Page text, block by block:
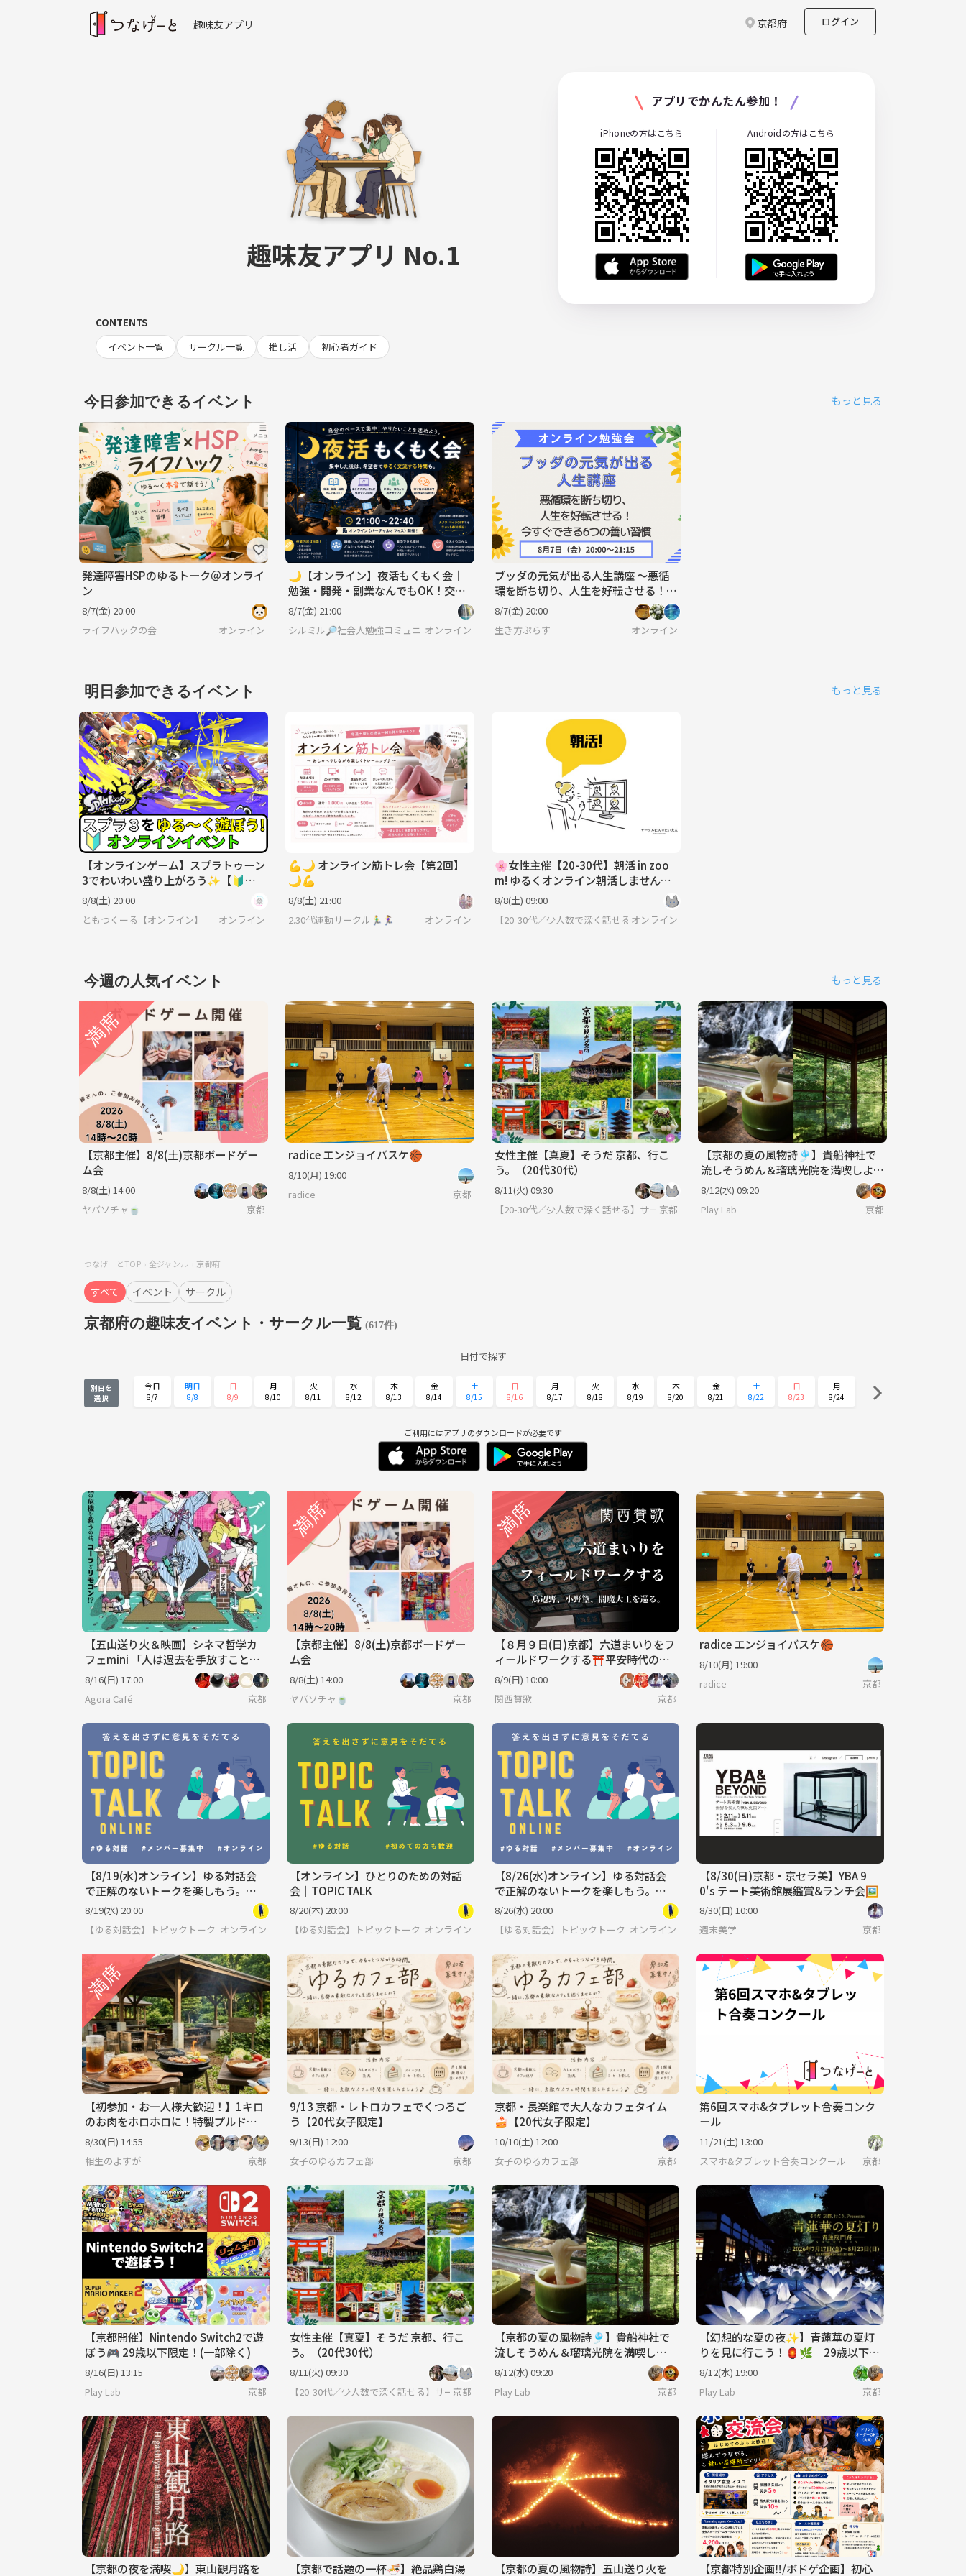
趣味友アプリ 京都府 ログイン
趣味友アプリ No.1
アプリでかんたん参加！
iPhoneの方はこちら Androidの方はこちら
CONTENTS
イベント一覧
サークル一覧 推し活 初心者ガイド
今日参加できるイベント もっと見る
発達障害HSPのゆるトーク＠オンライ
ン
8/7(金) 20:00
ライフハックの会
オンライン
🌙【オンライン】夜活もくもく会｜
勉強・開発・副業なんでもOK！交流
会あり
8/7(金) 21:00
シルミル🔎社会人勉強コミュニティオンライン
ブッダの元気が出る人生講座 ～悪循
環を断ち切り、人生を好転させる！
今すぐできる6つの善い習慣～
8/7(金) 20:00
生き方ぷらす
オンライン
明日参加できるイベント もっと見る
【オンラインゲーム】スプラトゥーン
3でわいわい盛り上がろう✨【🔰ゲ
ーム初心者歓迎】
8/8(土) 20:00
ともつくーる【オンライン】
オンライン
💪🌙 オンライン筋トレ会【第2回】
🌙💪
8/8(土) 21:00
2.30代運動サークル🏃‍♂️🏃‍♀️
オンライン
🌸女性主催【20-30代】朝活 in zoo
m! ゆるくオンライン朝活しません
か？
8/8(土) 09:00
【20-30代／少人数で深く話せる】サークルに入りたい大人
オンライン
今週の人気イベント もっと見る
【京都主催】8/8(土)京都ボードゲー
ム会
8/8(土) 14:00
ヤバソチャ🍵
京都
radice エンジョイバスケ🏀
8/10(月) 19:00
radice
京都
女性主催【真夏】そうだ 京都、行こ
う。（20代30代）
8/11(火) 09:30
【20-30代／少人数で深く話せる】サークルに入りたい大人
京都
【京都の夏の風物詩🎐】貴船神社で
流しそうめん＆瑠璃光院を満喫しよ
う！ 29歳以下限定(一部除く)
8/12(水) 09:20
Play Lab
京都
つなげーとTOP 全ジャンル 京都府
すべて イベント サークル
京都府の趣味友イベント・サークル一覧 (617件)
日付で探す
別日を
選択
今日
8/7
明日
8/8
日
8/9
月
8/10
火
8/11
水
8/12
木
8/13
金
8/14
土
8/15
日
8/16
月
8/17
火
8/18
水
8/19
木
8/20
金
8/21
土
8/22
日
8/23
月
8/24
9/1 9/2 9/3 9/4
ご利用にはアプリのダウンロードが必要です
【五山送り火＆映画】シネマ哲学カ
フェmini 「人は過去を手放すことが
できるのか。」＠京都※34歳以下対
象
8/16(日) 17:00
Agora Café
京都
【京都主催】8/8(土)京都ボードゲー
ム会
8/8(土) 14:00
ヤバソチャ🍵
京都
【８月９日(日)京都】六道まいりをフ
ィールドワークする⛩平安時代の死
生観を辿る。
8/9(日) 10:00
関西賛歌
京都
radice エンジョイバスケ🏀
8/10(月) 19:00
radice
京都
【8/19(水)オンライン】ゆる対話会
で正解のないトークを楽しもう。
「そもそも」と当たり前を疑う時
間。
8/19(水) 20:00
【ゆる対話会】トピックトーク♩みんなで考える正解のないトークを楽しもう。
オンライン
【オンライン】ひとりのための対話
会｜TOPIC TALK
8/20(木) 20:00
【ゆる対話会】トピックトーク♩みんなで考える正解のないトークを楽しもう。
オンライン
【8/26(水)オンライン】ゆる対話会
で正解のないトークを楽しもう。
「そもそも」と当たり前を疑う時
間。
8/26(水) 20:00
【ゆる対話会】トピックトーク♩みんなで考える正解のないトークを楽しもう。
オンライン
【8/30(日)京都・京セラ美】YBA 9
0's テート美術館展鑑賞&ランチ会🖼️
8/30(日) 10:00
週末美学
京都
【初参加・お一人様大歓迎！】1キロ
のお肉をホロホロに！特製プルドポ
ーク・サンドを頬張るインドアBBQ
交流会
8/30(日) 14:55
相生のよすが
京都
9/13 京都・レトロカフェでくつろご
う【20代女子限定】
9/13(日) 12:00
女子のゆるカフェ部
京都
京都・長楽館で大人なカフェタイム
🍰【20代女子限定】
10/10(土) 12:00
女子のゆるカフェ部
京都
第6回スマホ&タブレット合奏コンク
ール
11/21(土) 13:00
スマホ&タブレット合奏コンクール
京都
【京都開催】Nintendo Switch2で遊
ぼう🎮 29歳以下限定！(一部除く)
8/16(日) 13:15
Play Lab
京都
女性主催【真夏】そうだ 京都、行こ
う。（20代30代）
8/11(火) 09:30
【20-30代／少人数で深く話せる】サークルに入りたい大人
京都
【京都の夏の風物詩🎐】貴船神社で
流しそうめん＆瑠璃光院を満喫しよ
う！ 29歳以下限定(一部除く)
8/12(水) 09:20
Play Lab
京都
【幻想的な夏の夜✨】青蓮華の夏灯
りを見に行こう！🏮🌿 29歳以下限
定(一部除く)
8/12(水) 19:00
Play Lab
京都
【京都の夜を満喫🌙】東山観月路を
【京都で話題の一杯🍜】絶品鶏白湯
【京都の夏の風物詩】五山送り火を
【京都特別企画‼️/ボドゲ企画】初心